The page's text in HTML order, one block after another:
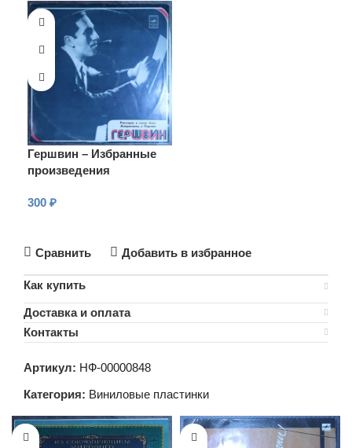
Гершвин – Избранные
произведения
300 ₽
Сравнить Добавить в избранное
Как купить
Доставка и оплата
Контакты
Артикул: НФ-00000848
Категория: Виниловые пластинки